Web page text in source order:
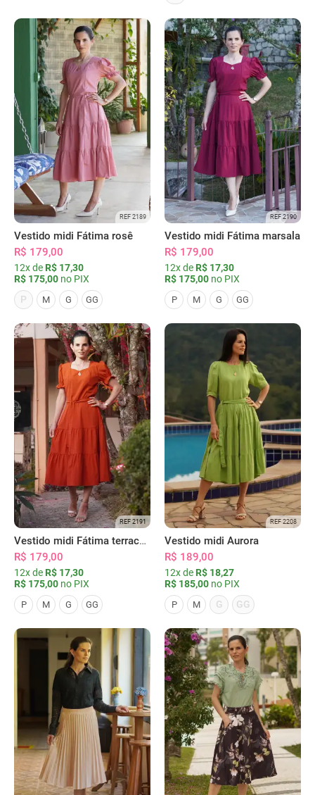
REF 2189
Vestido midi Fátima rosê
R$ 179,00
12x de R$ 17,30
R$ 175,00 no PIX
P
M G GG
REF 2190
Vestido midi Fátima marsala
R$ 179,00
12x de R$ 17,30
R$ 175,00 no PIX
P M G GG
REF 2191
Vestido midi Fátima terracota
R$ 179,00
12x de R$ 17,30
R$ 175,00 no PIX
P M G GG
REF 2208
Vestido midi Aurora
R$ 189,00
12x de R$ 18,27
R$ 185,00 no PIX
P M G GG